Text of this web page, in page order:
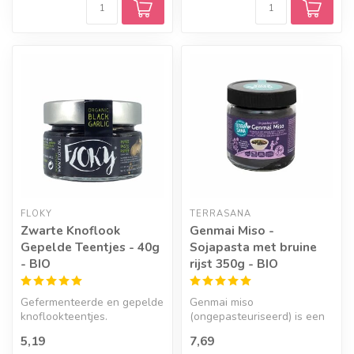
FLOKY
Zwarte Knoflook
Gepelde Teentjes - 40g
- BIO
Gefermenteerde en gepelde
knoflookteentjes.
5,19
TERRASANA
Genmai Miso -
Sojapasta met bruine
rijst 350g - BIO
Genmai miso
(ongepasteuriseerd) is een
gemaakt van biologis...
7,69